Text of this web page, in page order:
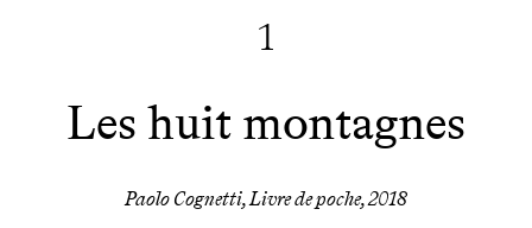
1
Les huit montagnes
Paolo Cognetti, Livre de poche, 2018